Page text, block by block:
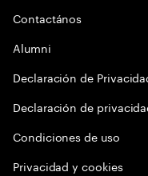
Contactános
Alumni
Declaración de
Declaración de
Condiciones de uso
Privacidad y cookies